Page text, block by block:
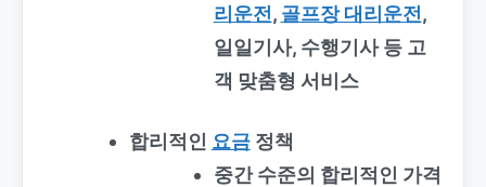
리운전, 골프장 대리운전,
일일기사, 수행기사 등 고
객 맞춤형 서비스
합리적인 요금정책
중간 수준의 합리적인 가격